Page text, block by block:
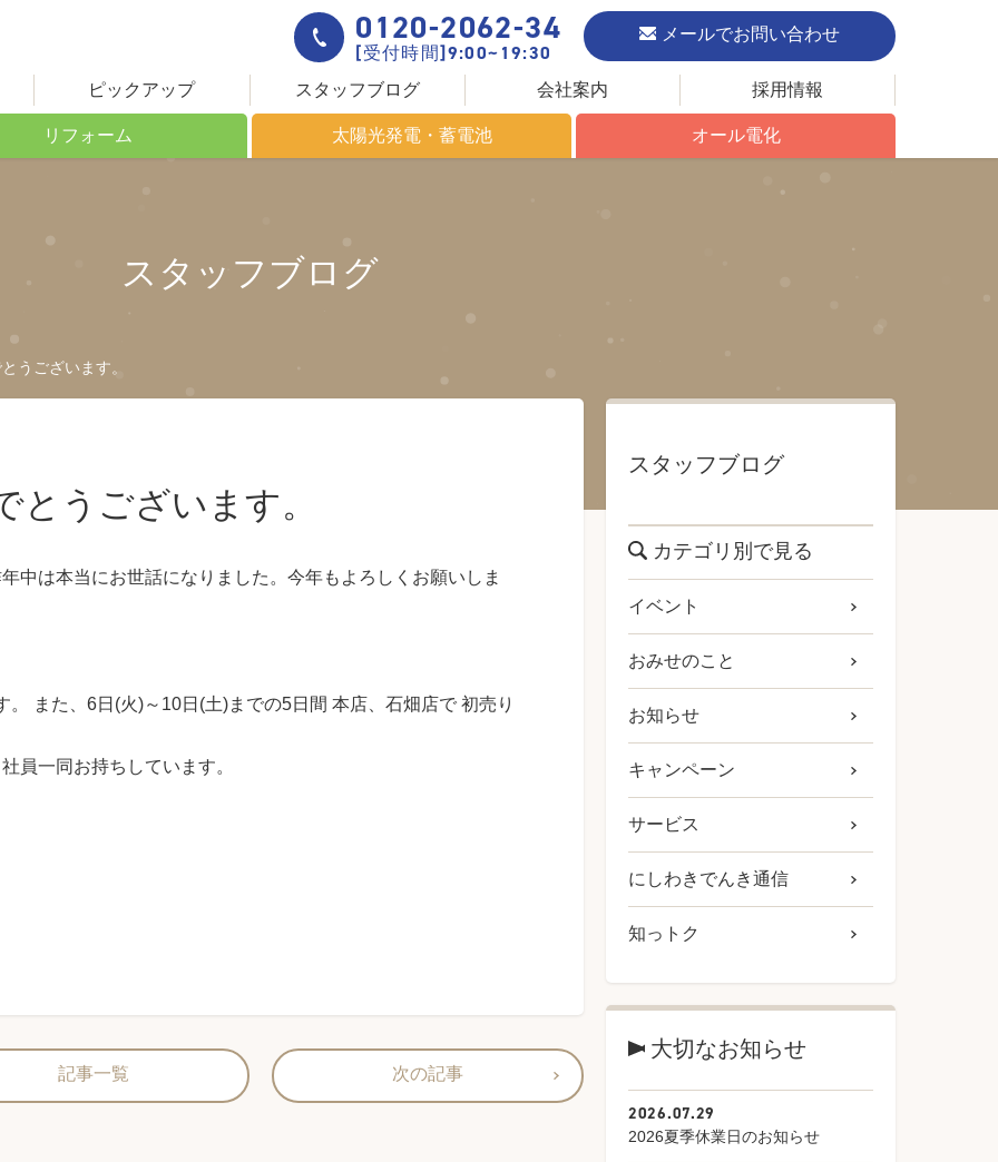
0120-2062-34
[受付時間]9:00~19:30
メールでお問い合わせ
ピックアップ スタッフブログ 会社案内 採用情報
リフォーム 太陽光発電・蓄電池
太陽光発電システム HIT
オール電化
スタッフブログ
うございます。
うございます。
中は本当にお世話になりました。今年もよろしくお願いしま
また、6日(火)～10日(土)までの5日間 本店、石畑店で 初売り
員一同お持ちしています。
記事一覧 次の記事
スタッフブログ
カテゴリ別で見る
イベント
おみせのこと
お知らせ
キャンペーン
サービス
にしわきでんき通信
知っトク
大切なお知らせ
2026.07.29
2026夏季休業日のお知らせ